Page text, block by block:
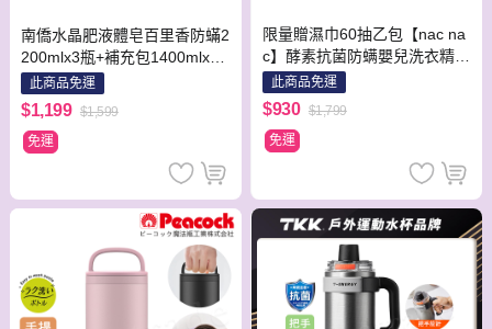
南僑水晶肥液體皂百里香防蟎2
200mlx3瓶+補充包1400mlx3
包此商品免運
$1,199 $1,599
免運
限量贈濕巾60抽乙包【nac na
c】酵素抗菌防螨嬰兒洗衣精補
充包1100mlx6包 嬰兒 全家 洗
衣精
此商品免運
$930 $1,799
免運